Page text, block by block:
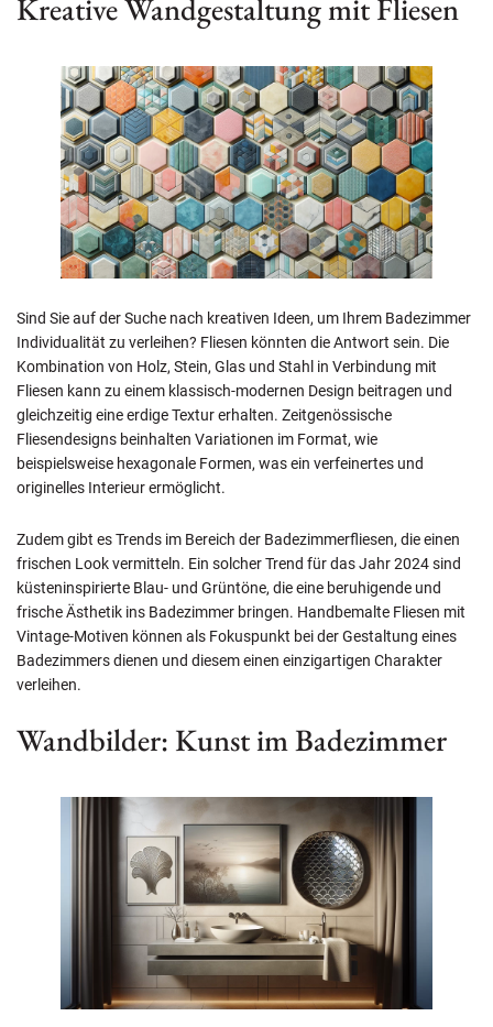
Kreative Wandgestaltung mit Fliesen
Sind Sie auf der Suche nach kreativen Ideen, um Ihrem Badezimmer
Individualität zu verleihen? Fliesen könnten die Antwort sein. Die
Kombination von Holz, Stein, Glas und Stahl in Verbindung mit
Fliesen kann zu einem klassisch-modernen Design beitragen und
gleichzeitig eine erdige Textur erhalten. Zeitgenössische
Fliesendesigns beinhalten Variationen im Format, wie
beispielsweise hexagonale Formen, was ein verfeinertes und
originelles Interieur ermöglicht.
Zudem gibt es Trends im Bereich der Badezimmerfliesen, die einen
frischen Look vermitteln. Ein solcher Trend für das Jahr 2024 sind
küsteninspirierte Blau- und Grüntöne, die eine beruhigende und
frische Ästhetik ins Badezimmer bringen. Handbemalte Fliesen mit
Vintage-Motiven können als Fokuspunkt bei der Gestaltung eines
Badezimmers dienen und diesem einen einzigartigen Charakter
verleihen.
Wandbilder: Kunst im Badezimmer